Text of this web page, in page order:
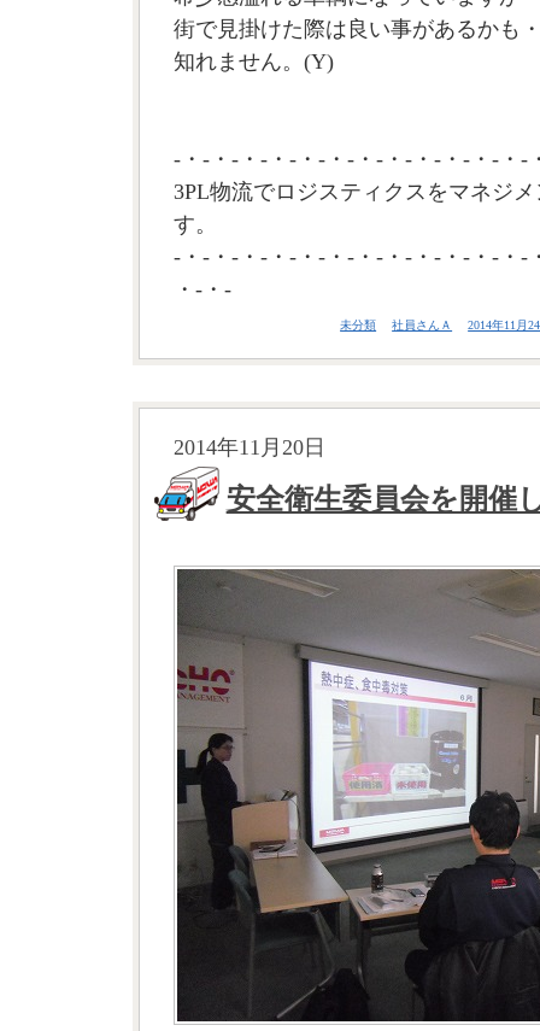
街で見掛けた際は良い事があるかも
知れません。(Y)
-・-・-・-・-・-・-・-・-・-・-・-・-
3PL物流でロジスティクスをマネジ
す。
-・-・-・-・-・-・-・-・-・-・-・-・-
・-・-
未分類 社員さんＡ 2014年11月
2014年11月20日
安全衛生委員会を開催